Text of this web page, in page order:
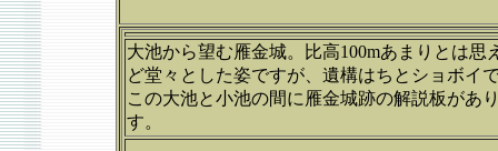
大池から望む雁金城。比高100mあまりとは思
ど堂々とした姿ですが、遺構はちとショボイ
この大池と小池の間に雁金城跡の解説板があ
す。